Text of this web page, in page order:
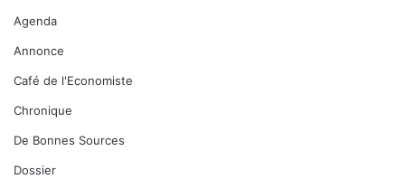
Agenda
Annonce
Café de l'Economiste
Chronique
De Bonnes Sources
Dossier